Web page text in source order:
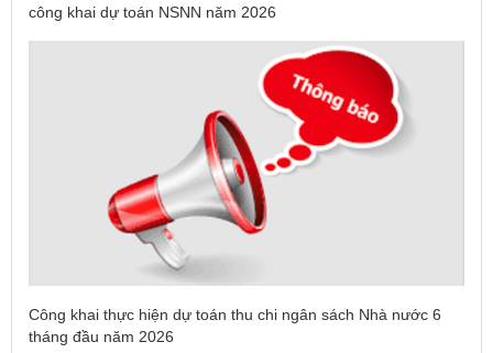
công khai dự toán NSNN năm 2026
Công khai thực hiện dự toán thu chi ngân sách Nhà nước 6
tháng đầu năm 2026